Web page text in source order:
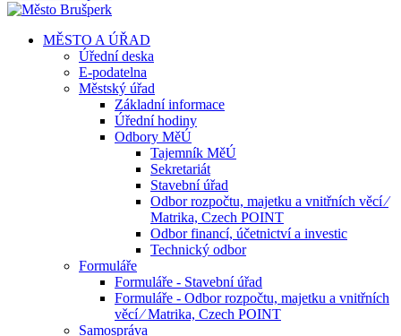
MĚSTO A ÚŘAD
Úřední deska
E-podatelna
Městský úřad
Základní informace
Úřední hodiny
Odbory MěÚ
Tajemník MěÚ
Sekretariát
Stavební úřad
Odbor rozpočtu, majetku a vnitřních věcí ⁄
Matrika, Czech POINT
Odbor financí, účetnictví a investic
Technický odbor
Formuláře
Formuláře - Stavební úřad
Formuláře - Odbor rozpočtu, majetku a vnitřních
věcí ⁄ Matrika, Czech POINT
Samospráva